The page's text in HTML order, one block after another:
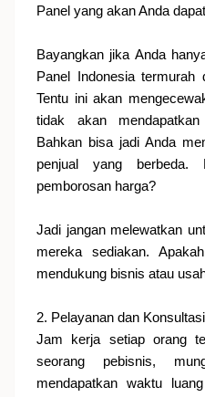
Panel yang akan Anda
Bayangkan jika Anda
Panel Indonesia termurah
Tentu ini akan
tidak akan
Bahkan bisa jadi Anda
penjual yang berbeda.
pemborosan harga?
Jadi jangan melewatkan
mereka sediakan.
mendukung bisnis atau
2. Pelayanan dan
Jam kerja setiap orang
seorang pebisnis,
mendapatkan waktu